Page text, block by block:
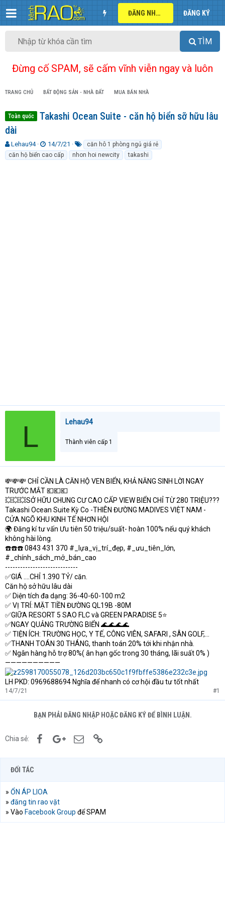
ĐĂNG NHẬP ĐĂNG KÝ
TÌM
Đừng cố SPAM, sẽ cấm vĩnh viễn ngay và luôn
TRANG CHỦ BẤT ĐỘNG SẢN - NHÀ ĐẤT MUA BÁN NHÀ
Toàn quốc
Takashi Ocean Suite - căn hộ biển sỡ hữu lâu
dài
T
h
r
Lehau94
N
g
à
14/7/21
ừ
k
căn hô 1 phòng ngủ giá rẻ
căn hộ biển cao cấp
nhon hoi newcity takashi
L Lehau94
Thành viên cấp 1
💸💸💸 CHỈ CẦN LÀ CĂN HỘ VEN BIỂN, KHẢ NĂNG SINH LỜI NGAY
TRƯỚC MẮT 💶💶💶
💥💥💥SỞ HỮU CHUNG CƯ CAO CẤP VIEW BIỂN CHỈ TỪ 280 TRIỆU???
Takashi Ocean Suite Kỳ Co -THIÊN ĐƯỜNG MADIVES VIỆT NAM -
CỬA NGÕ KHU KINH TẾ NHƠN HỘI
🌍 Đăng kí tư vấn Ưu tiên 50 triệu/suất- hoàn 100% nếu quý khách
không hài lòng.
☎️☎️☎️ 0843 431 370 #_lựa_vị_trí_đẹp, #_ưu_tiên_lớn,
#_chính_sách_mở_bán_cao
-----------------------------
✅GIÁ ....CHỈ 1.390 TỶ/ căn.
Căn hộ sở hữu lâu dài
✅ Diện tích đa dạng: 36-40-60-100 m2
✅ VỊ TRÍ: MẶT TIỀN ĐƯỜNG QL19B -80M
✅GIỮA RESORT 5 SAO FLC và GREEN PARADISE 5⭐
✅NGAY QUẢNG TRƯỜNG BIỂN 🌊🌊🌊🌊
✅ TIỆN ÍCH: TRƯỜNG HỌC, Y TẾ, CÔNG VIÊN, SAFARI , SÂN GOLF,...
✅THANH TOÁN 30 THÁNG, thanh toán 20% tới khi nhận nhà.
✅ Ngân hàng hỗ trợ 80%( ân hạn gốc trong 30 tháng, lãi suất 0% )
——————————
LH PKD: 0969688694 Nghĩa để nhanh có cơ hội đầu tư tốt nhất
14/7/21 #1
BẠN PHẢI ĐĂNG NHẬP HOẶC ĐĂNG KÝ ĐỂ BÌNH LUẬN.
Chia sẻ: FacebookGoogle+Email
ĐỐI TÁC
» ỔN ÁP LIOA
» đăng tin rao vặt
» Vào Facebook Group để SPAM